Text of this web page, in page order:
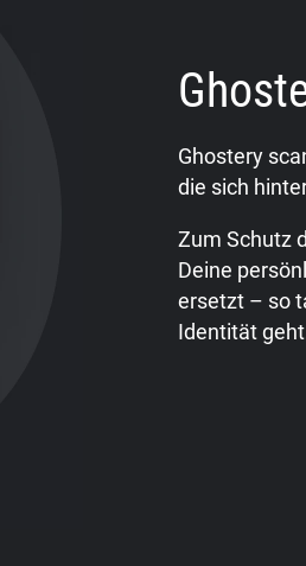
Ghostery
die sich
Zum Schutz
Deine
ersetzt – so
Identität